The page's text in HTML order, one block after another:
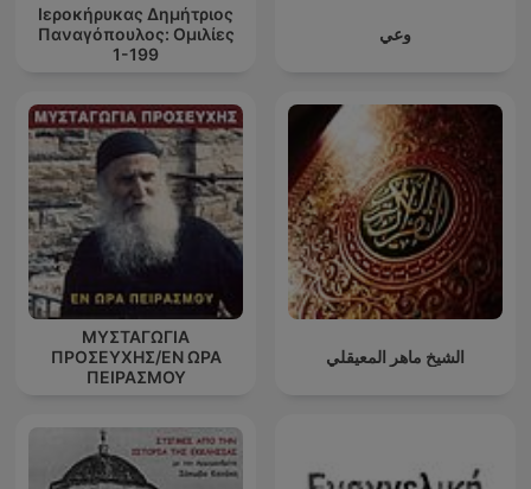
Ιεροκήρυκας Δημήτριος
Παναγόπουλος: Ομιλίες
1-199
وعي
ΜΥΣΤΑΓΩΓΙΑ
ΠΡΟΣΕΥΧΗΣ/ΕΝ ΩΡΑ
ΠΕΙΡΑΣΜΟΥ
الشيخ ماهر المعيقلي